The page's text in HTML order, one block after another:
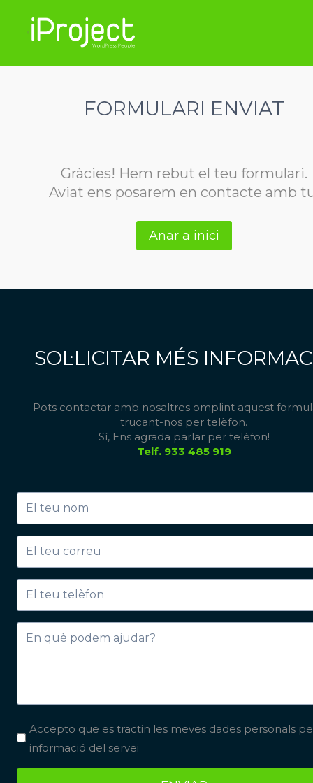
contingut
FORMULARI ENVIAT
Gràcies! Hem rebut el teu formulari.
Aviat ens posarem en contacte amb
Anar a inici
SOL·LICITAR MÉS
Pots contactar amb nosaltres omplint aquest
trucant-nos per telèfon.
Sí, Ens agrada parlar per telèfon!
Telf. 933 485 919
Accepto que es tractin les meves dades personals
informació del servei